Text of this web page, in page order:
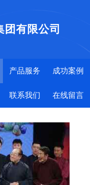
有限公司
产品服务 成功案例
联系我们 在线留言